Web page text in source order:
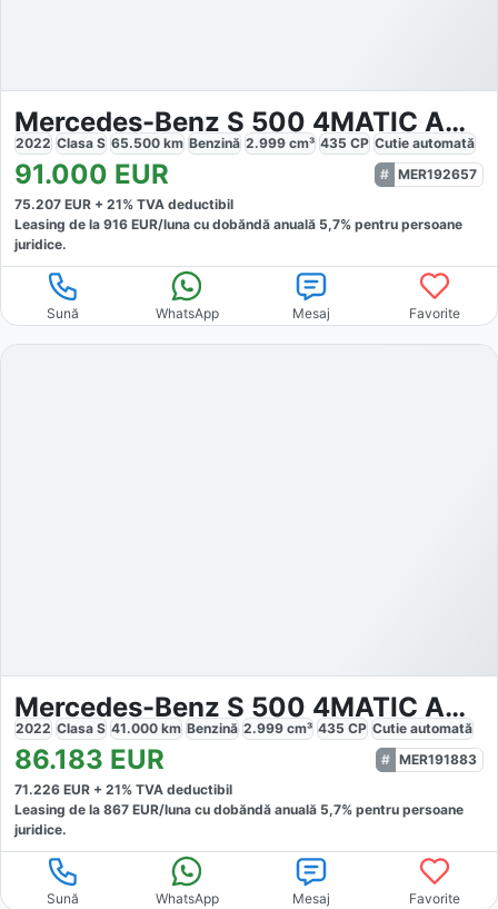
Mercedes-Benz S 500 4MATIC AMG Line
2022 Clasa S 65.500 km Benzină 2.999 cm³ 435 CP Cutie automată
91.000 EUR
MER192657
75.207 EUR + 21% TVA deductibil
Leasing de la 916 EUR/luna cu dobăndă anuală 5,7% pentru persoane
juridice.
Sună WhatsApp Mesaj Favorite
Mercedes-Benz S 500 4MATIC AMG Line
2022 Clasa S 41.000 km Benzină 2.999 cm³ 435 CP Cutie automată
86.183 EUR
MER191883
71.226 EUR + 21% TVA deductibil
Leasing de la 867 EUR/luna cu dobăndă anuală 5,7% pentru persoane
juridice.
Sună WhatsApp Mesaj Favorite